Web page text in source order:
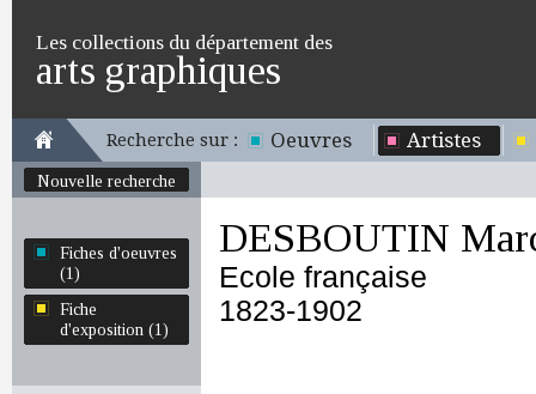
Les collections du département des
arts graphiques
Recherche sur : Oeuvres Artistes
Nouvelle recherche
Fiches d'oeuvres
(1)
Fiche
d'exposition (1)
DESBOUTIN
Ecole française
1823-1902